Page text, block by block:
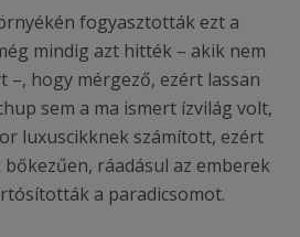
fogyasztották ezt a
mindig azt hitték – akik nem
–, hogy mérgező, ezért lassan
sem a ma ismert ízvilág volt,
luxuscikknek számított, ezért
ráadásul az emberek
a paradicsomot.